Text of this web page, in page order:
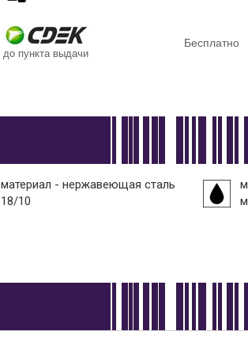
до пункта выдачи
Бесплатно
материал - нержавеющая сталь
18/10